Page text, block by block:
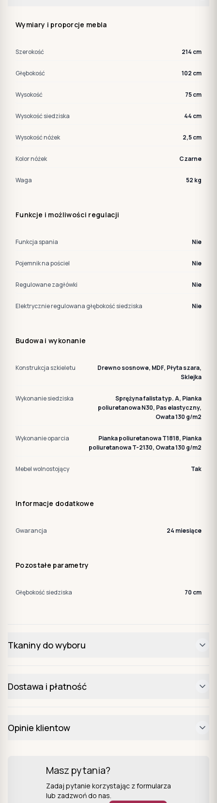
Wymiary i proporcje mebla
Szerokość 214 cm
Głębokość 102 cm
Wysokość 75 cm
Wysokość siedziska 44 cm
Wysokość nóżek 2,5 cm
Kolor nóżek Czarne
Waga 52 kg
Funkcje i możliwości regulacji
Funkcja spania Nie
Pojemnik na pościel Nie
Regulowane zagłówki Nie
Elektrycznie regulowana głębokość siedziska Nie
Budowa i wykonanie
Konstrukcja szkieletu
Drewno sosnowe, MDF, Płyta szara,
Sklejka
Wykonanie siedziska
Sprężyna falista typ. A, Pianka
poliuretanowa N30, Pas elastyczny,
Owata 130 g/m2
Wykonanie oparcia
Pianka poliuretanowa T1818, Pianka
poliuretanowa T-2130, Owata 130 g/m2
Mebel wolnostojący Tak
Informacje dodatkowe
Gwarancja 24 miesiące
Pozostałe parametry
Głębokość siedziska 70 cm
Tkaniny do wyboru
Dostawa i płatność
Opinie klientow
Masz pytania?
Zadaj pytanie korzystając z formularza
lub zadzwoń do nas.